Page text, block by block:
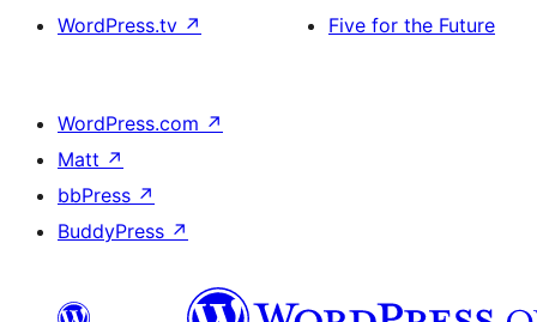
WordPress.tv ↗
Five for the Future
WordPress.com ↗
Matt ↗
bbPress ↗
BuddyPress ↗